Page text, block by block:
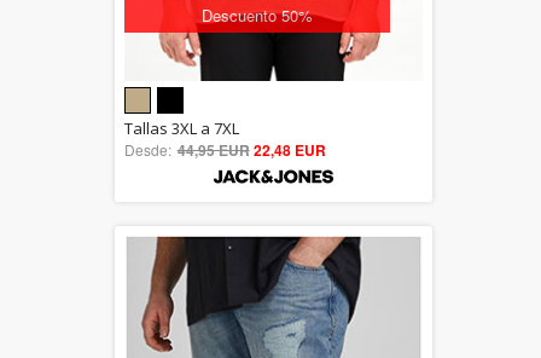
Descuento 50%
5.00
out of 5
Tallas 3XL a 7XL
Desde: 44,95 EUR22,48 EUR